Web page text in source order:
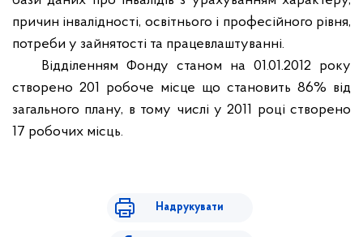
причин інвалідності, освітнього і професійного рівня,
потреби у зайнятості та працевлаштуванні.
Відділенням Фонду станом на 01.01.2012 року
створено 201 робоче місце що становить 86% від
загального плану, в тому числі у 2011 році створено
17 робочих місць.
Надрукувати